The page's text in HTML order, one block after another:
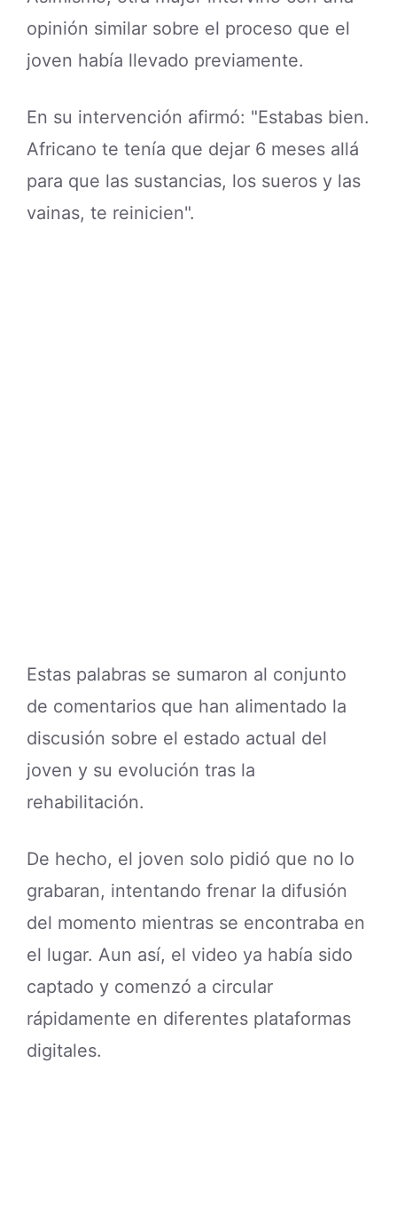
opinión similar sobre el proceso que el
joven había llevado previamente.
En su intervención afirmó: "Estabas bien.
Africano te tenía que dejar 6 meses allá
para que las sustancias, los sueros y las
vainas, te reinicien".
Estas palabras se sumaron al conjunto
de comentarios que han alimentado la
discusión sobre el estado actual del
joven y su evolución tras la
rehabilitación.
De hecho, el joven solo pidió que no lo
grabaran, intentando frenar la difusión
del momento mientras se encontraba en
el lugar. Aun así, el video ya había sido
captado y comenzó a circular
rápidamente en diferentes plataformas
digitales.